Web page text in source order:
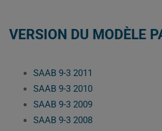
VERSION DU MODÈLE
SAAB 9-3 2011
SAAB 9-3 2010
SAAB 9-3 2009
SAAB 9-3 2008